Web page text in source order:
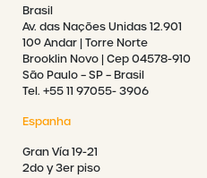
Brasil
Av. das Nações Unidas 12.901
10º Andar | Torre Norte
Brooklin Novo | Cep 04578-910
São Paulo – SP – Brasil
Tel. +55 11 97055- 3906
Espanha
Gran Vía 19-21
2do y 3er piso